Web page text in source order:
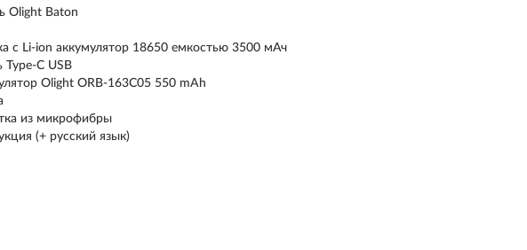
Olight Baton
с Li-ion аккумулятор 18650 емкостью 3500 мАч
Type-C USB
Olight ORB-163C05 550 mAh
из микрофибры
(+ русский язык)